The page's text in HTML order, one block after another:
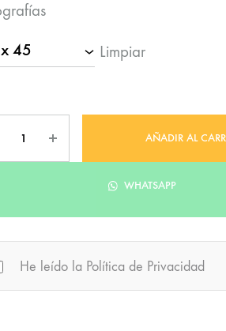
Limpiar
AÑADIR AL
WHATSAPP
He leído la Política de Privacidad